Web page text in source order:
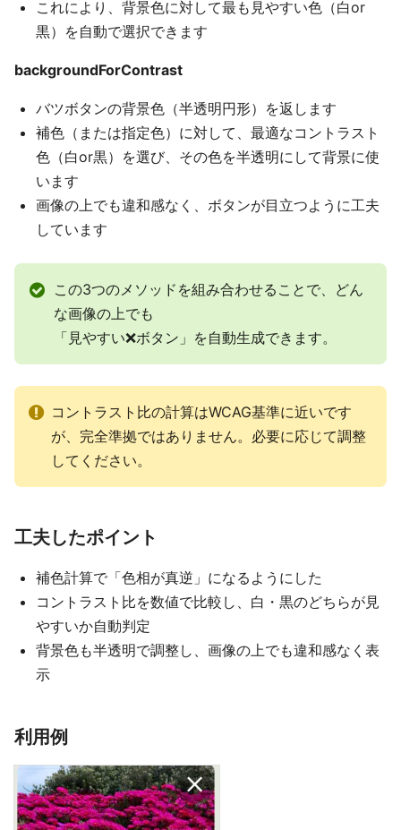
これにより、背景色に対して最も見やすい色（白or
黒）を自動で選択できます
backgroundForContrast
バツボタンの背景色（半透明円形）を返します
補色（または指定色）に対して、最適なコントラスト
色（白or黒）を選び、その色を半透明にして背景に使
います
画像の上でも違和感なく、ボタンが目立つように工夫
しています
この3つのメソッドを組み合わせることで、どん
な画像の上でも
「見やすい❌ボタン」を自動生成できます。
コントラスト比の計算はWCAG基準に近いです
が、完全準拠ではありません。必要に応じて調整
してください。
工夫したポイント
補色計算で「色相が真逆」になるようにした
コントラスト比を数値で比較し、白・黒のどちらが見
やすいか自動判定
背景色も半透明で調整し、画像の上でも違和感なく表
示
利用例